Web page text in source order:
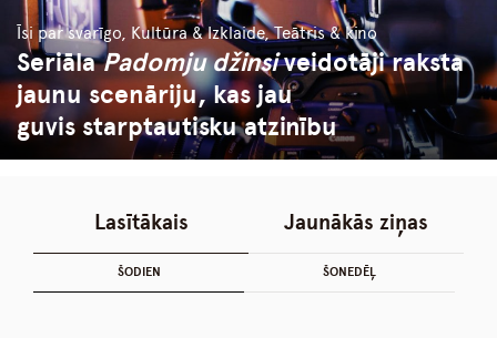
Īsi par svarīgo, Kultūra & Izklaide, Teātris & kino
SeriālaPadomju džinsiveidotāji raksta
jaunu scenāriju, kas jau
guvis starptautisku atzinību
Lasītākais
ŠODIEN ŠONEDĒĻ
Jaunākās ziņas